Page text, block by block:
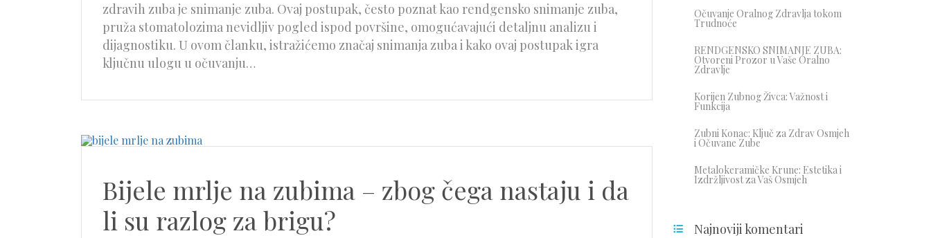
zdravih zuba je snimanje zuba. Ovaj postupak, često poznat kao rendgensko snimanje zuba,
pruža stomatolozima nevidljiv pogled ispod površine, omogućavajući detaljnu analizu i
dijagnostiku. U ovom članku, istražićemo značaj snimanja zuba i kako ovaj postupak igra
ključnu ulogu u očuvanju…
Bijele mrlje na zubima – zbog čega nastaju i da
li su razlog za brigu?
Očuvanje Oralnog Zdravlja tokom
Trudnoće
RENDGENSKO SNIMANJE ZUBA:
Otvoreni Prozor u Vaše Oralno
Zdravlje
Korijen Zubnog Živca: Važnost i
Funkcija
Zubni Konac: Ključ za Zdrav Osmjeh
i Očuvane Zube
Metalokeramičke Krune: Estetika i
Izdržljivost za Vaš Osmjeh
Najnoviji komentari